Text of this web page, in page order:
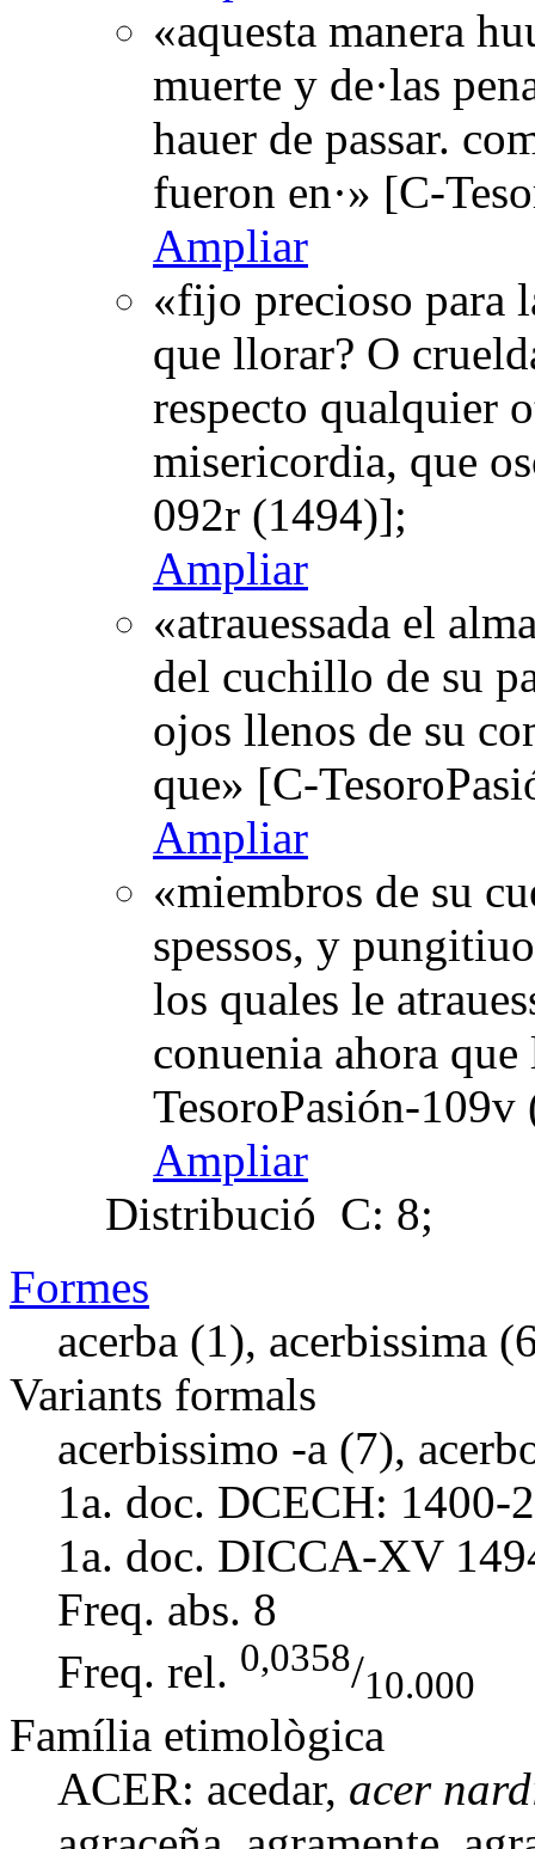
«aquesta manera
muerte y de·las
hauer de passar.
fueron en·» [C-
Ampliar
«fijo precioso para
que llorar? O
respecto qualquier
misericordia, que
092r (1494)];
Ampliar
«atrauessada el
del cuchillo de su
ojos llenos de su
que» [C-
Ampliar
«miembros de su
spessos, y
los quales le
conuenia ahora
TesoroPasión-
Ampliar
Distribució C: 8;
Formes
acerba (1), acerbissima
Variants formals
acerbissimo -a (7),
1a. doc. DCECH: 1400-
1a. doc. DICCA-XV
Freq. abs. 8
Freq. rel. 0,0358/10.000
Família etimològica
ACER: acedar, acer